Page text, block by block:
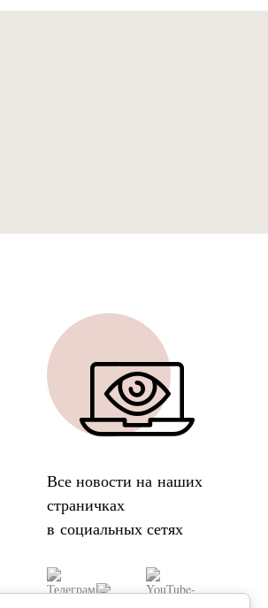
Все новости на наших
страничках
в социальных сетях